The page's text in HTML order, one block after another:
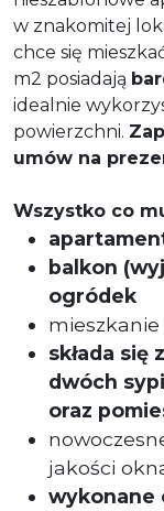
w znakomitej
chce się
m2 posiadają
idealnie
powierzchni.
umów na
Wszystko co
balkon
ogródek
składa się
dwóch
oraz
jakości
wykonane